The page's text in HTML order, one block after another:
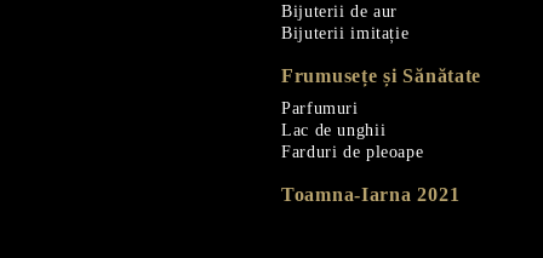
Bijuterii de aur
Bijuterii imitație
Frumusețe și Sănătate
Parfumuri
Lac de unghii
Farduri de pleoape
Toamna-Iarna 2021